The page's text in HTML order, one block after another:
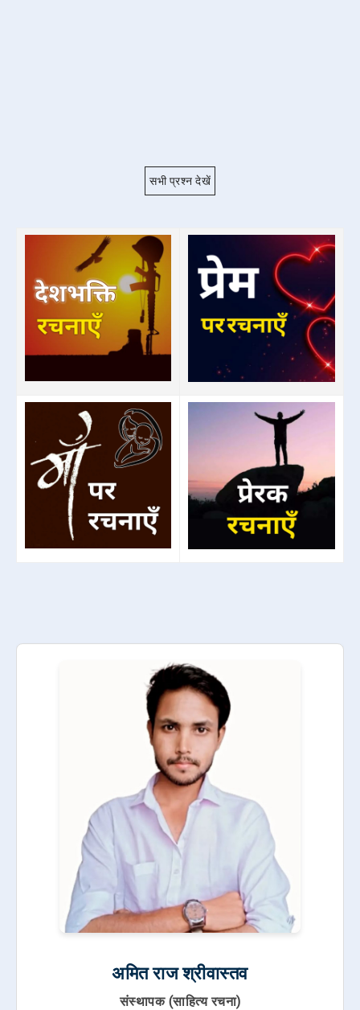
सभी प्रश्न देखें
अमित राज श्रीवास्तव
संस्थापक (साहित्य रचना)